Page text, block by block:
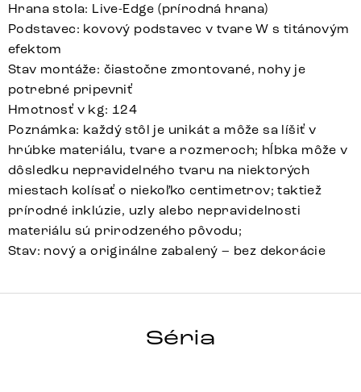
Hrana stola: Live-Edge (prírodná hrana)
Podstavec: kovový podstavec v tvare W s titánovým
efektom
Stav montáže: čiastočne zmontované, nohy je
potrebné pripevniť
Hmotnosť v kg: 124
Poznámka: každý stôl je unikát a môže sa líšiť v
hrúbke materiálu, tvare a rozmeroch; hĺbka môže v
dôsledku nepravidelného tvaru na niektorých
miestach kolísať o niekoľko centimetrov; taktiež
prírodné inklúzie, uzly alebo nepravidelnosti
materiálu sú prirodzeného pôvodu;
Stav: nový a originálne zabalený – bez dekorácie
Séria